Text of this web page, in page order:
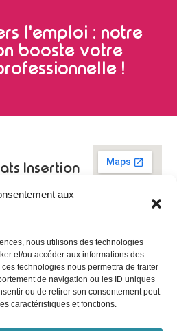
aux
nous utilisons des technologies
et/ou accéder aux informations des
technologies nous permettra de traiter
de navigation ou les ID uniques
ou de retirer son consentement peut
caractéristiques et fonctions.
l'emploi : notre
booste votre
!
Insertion
09 73 03 78
Contact
CGU
Mentions
légales